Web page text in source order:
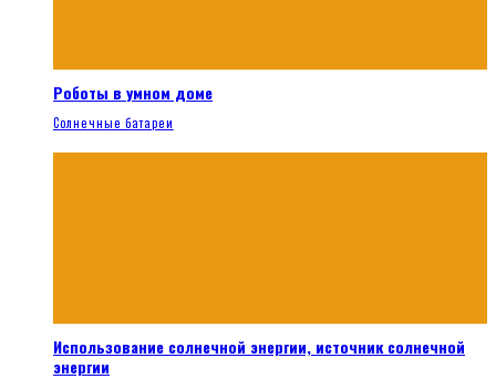
Роботы в умном доме
Солнечные батареи
Использование солнечной энергии, источник солнечной
энергии